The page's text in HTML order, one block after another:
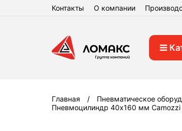
Контакты О компании
Главная Пневматическое
Пневмоцилиндр 40x160 мм Camozzi